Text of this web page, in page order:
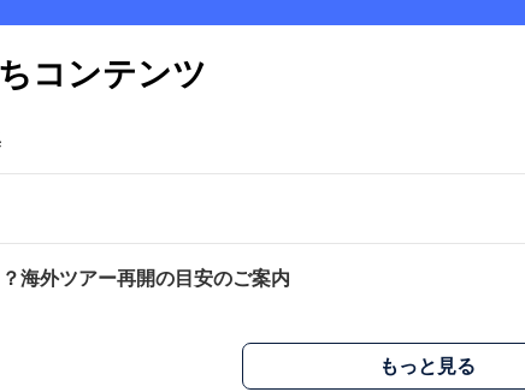
コンテンツ
海外ツアー再開の目安のご案内
もっと見る